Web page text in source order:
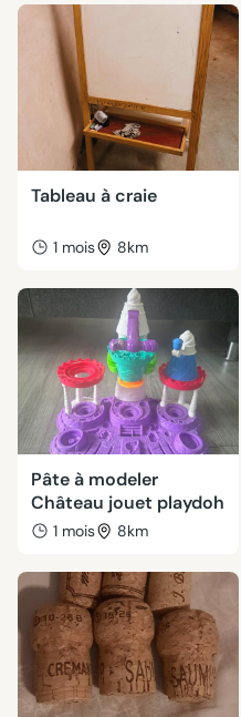
Tableau à craie
1 mois 8km
Pâte à modeler
Château jouet playdoh
1 mois 8km